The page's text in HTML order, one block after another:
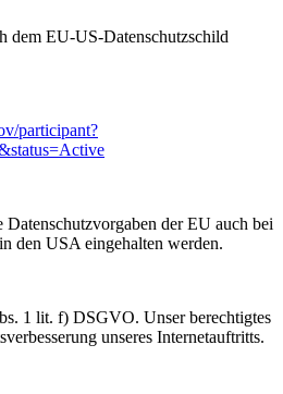
dem EU-US-Datenschutzschild
participant?
Datenschutzvorgaben der EU auch bei
den USA eingehalten werden.
1 lit. f) DSGVO. Unser berechtigtes
unseres Internetauftritts.